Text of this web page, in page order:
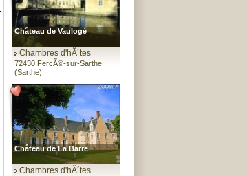
Château de Vaulogé
Chambres d'hÃ´tes
72430 FercÃ©-sur-Sarthe
(Sarthe)
Château de La Barre
Chambres d'hÃ´tes